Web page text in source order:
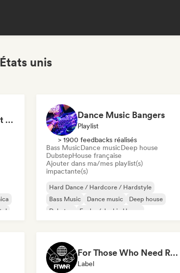
unis
Tokyo Electronic Drift 🏎️ Schranz, Hard Techno & Anime EDM Dance Music Bangers
Playlist
> 1900 feedbacks réalisés
Bass MusicDance musicDeep house
DubstepHouse française
Ajouter dans ma/mes playlist(s)
impactante(s)
Hard Dance / Hardcore / Hardstyle
Bass Music
Dance music
Deep house
Dubstep
Funky / Jackin House
For Those Who Need Records
Label